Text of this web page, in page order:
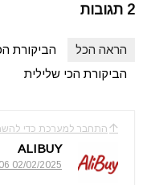
2 תגובות
הראה הכל הביקורת
הביקורת הכי שלילית
התחבר למערכת כדי
ALIBUY
02/02/2025 at 11:06